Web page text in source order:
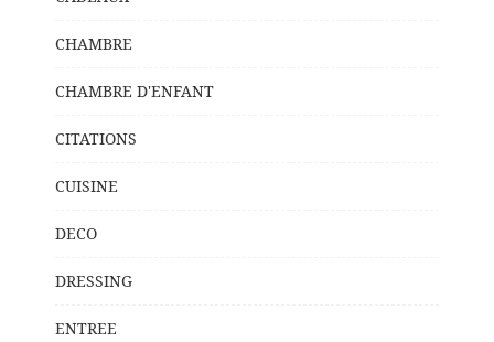
CHAMBRE
CHAMBRE D'ENFANT
CITATIONS
CUISINE
DECO
DRESSING
ENTREE